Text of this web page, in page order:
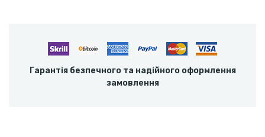
Гарантія безпечного та надійного оформлення
замовлення